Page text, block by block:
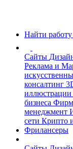
Найти работу
Сайты
Реклама и
консалтинг
иллюстрации
бизнеса
менеджмент
сети Крипто
Фрилансеры